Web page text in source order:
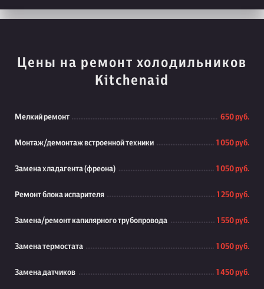
Цены на ремонт холодильников
Kitchenaid
Мелкий ремонт 650 руб.
Монтаж/демонтаж встроенной техники 1 050 руб.
Замена хладагента (фреона) 1 050 руб.
Ремонт блока испарителя 1 250 руб.
Замена/ремонт капилярного трубопровода 1 550 руб.
Замена термостата 1 050 руб.
Замена датчиков 1 450 руб.